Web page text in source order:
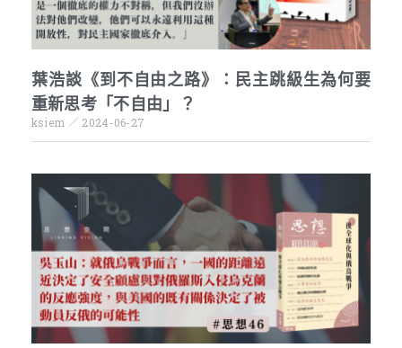
葉浩談《到不自由之路》：民主跳級生為何要
重新思考「不自由」？
ksiem 2024-06-27